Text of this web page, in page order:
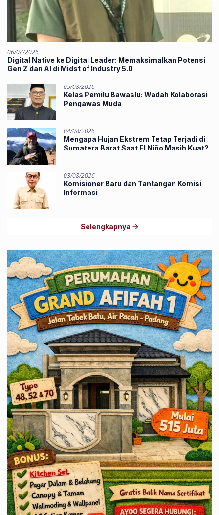
06/08/2026
Digital Native ke Digital Leader: Memaksimalkan Potensi
Gen Z dan AI di Midst of Industry 5.0
05/08/2026
Kelas Pemilu Bawaslu: Wadah Kolaborasi
Pengawas Muda
04/08/2026
Mengapa Hujan Ekstrem Tetap Terjadi di
Sumatera Barat Saat El Niño Masih Kuat?
03/08/2026
Komisioner Baru dan Tantangan Komisi
Informasi
Selengkapnya